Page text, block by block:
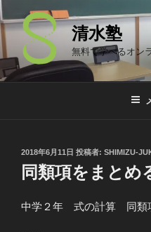
コ
ン
テ
ン
ツ
清水塾
無料で学べるオン
投
稿
日:
2018年6月11日 投稿者: SHIMIZU-
同類項をまと
中学２年 式の計算 同類